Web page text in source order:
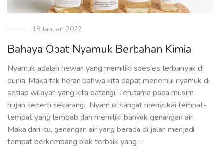
18 Januari 2022
Bahaya Obat Nyamuk Berbahan Kimia
Nyamuk adalah hewan yang memiliki spesies terbanyak di
dunia. Maka tak heran bahwa kita dapat menemui nyamuk di
setiap wilayah yang kita datangi. Terutama pada musim
hujan seperti sekarang. Nyamuk sangat menyukai tempat-
tempat yang lembab dan memiliki banyak genangan air.
Maka dari itu, genangan air yang berada di jalan menjadi
tempat berkembang biak terbaik yang …